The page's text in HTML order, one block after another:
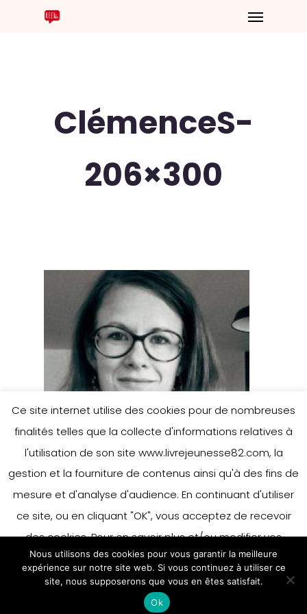
ClémenceS-
206×300
Ce site internet utilise des cookies pour de nombreuses
finalités telles que la collecte d'informations relatives à
l'utilisation de son site www.livrejeunesse82.com, la
gestion et la fourniture de contenus ainsi qu'à des fins de
mesure et d'analyse d'audience. En continuant d'utiliser
ce site, ou en cliquant "OK", vous acceptez de recevoir
des cookies. Pour en savoir plus et/ou modifier vos
préférences en matière de cookies, merci de vous référer
à notre politique sur les cookies.
Accepter
En savoir plus
Nous utilisons des cookies pour vous garantir la meilleure
expérience sur notre site web. Si vous continuez à utiliser ce
site, nous supposerons que vous en êtes satisfait.
Ok